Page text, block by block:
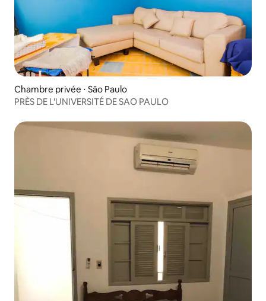
Chambre privée ⋅ São Paulo
PRÈS DE L'UNIVERSITÉ DE SAO PAULO